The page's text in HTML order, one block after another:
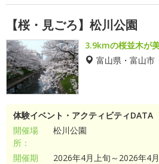
【桜・見ごろ】松川公園
3.9kmの桜並木が
富山県・富山市
体験イベント・アクティビティDATA
開催場
所：
松川公園
開催期
2026年4月上旬～2026年4